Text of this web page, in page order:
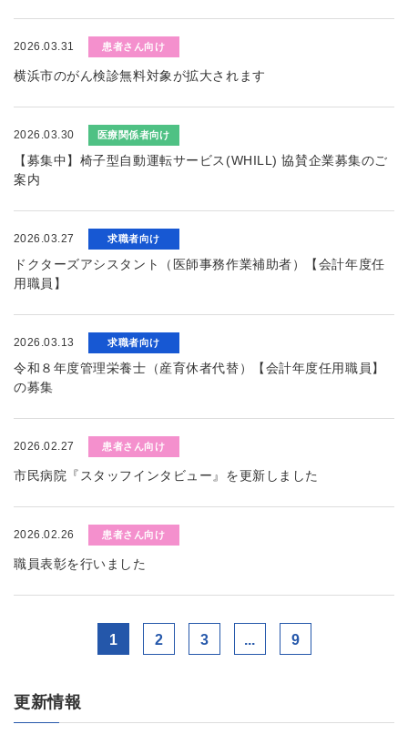
2026.03.31 患者さん向け
横浜市のがん検診無料対象が拡大されます
2026.03.30 医療関係者向け
【募集中】椅子型自動運転サービス(WHILL) 協賛企業募集のご
案内
2026.03.27 求職者向け
ドクターズアシスタント（医師事務作業補助者）【会計年度任
用職員】
2026.03.13 求職者向け
令和８年度管理栄養士（産育休者代替）【会計年度任用職員】
の募集
2026.02.27 患者さん向け
市民病院『スタッフインタビュー』を更新しました
2026.02.26 患者さん向け
職員表彰を行いました
1 2 3 ... 9
更新情報